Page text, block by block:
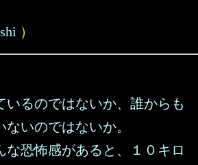
）
いるのではないか、誰からも
いのではないか。
な恐怖感があると、１０キロ